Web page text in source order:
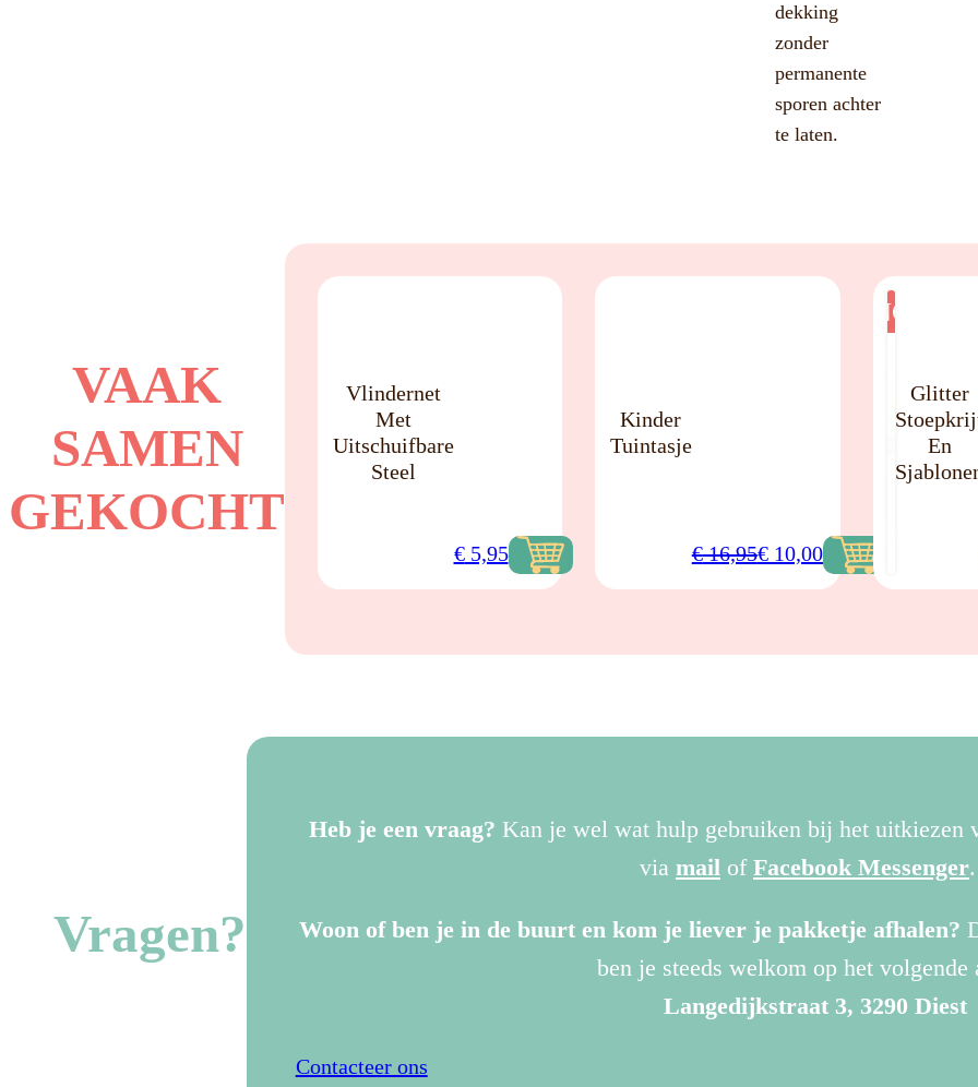
dekking
zonder
permanente
sporen achter
te laten.
VAAK
SAMEN
GEKOCHT
Vlindernet
Met
Uitschuifbare
Steel
€5,95
Kinder
Tuintasje
€16,95
Oorspronkelijke
prijs
€ 16,95.
€10,00
Huidige
prijs
€ 10,00.
NO
Glitter
En
Vragen?
Heb je een vraag? Kan je wel wat hulp gebruiken bij het uitkiezen
via mail of Facebook Messenger.
Woon of ben je in de buurt en kom je liever je pakketje afhalen?
ben je steeds welkom op het volgende
Langedijkstraat 3, 3290 Diest
Contacteer ons